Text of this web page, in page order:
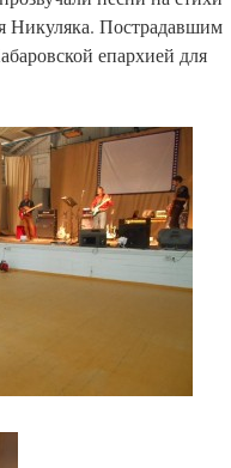
Никуляка. Пострадавшим
епархией для